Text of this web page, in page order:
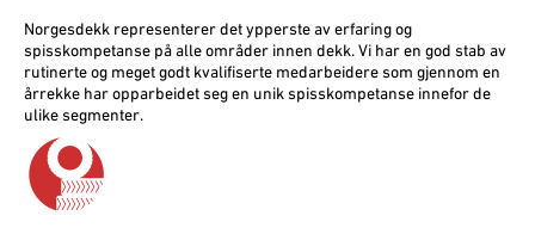
Norgesdekk representerer det ypperste av erfaring og
spisskompetanse på alle områder innen dekk. Vi har en god stab av
rutinerte og meget godt kvalifiserte medarbeidere som gjennom en
årrekke har opparbeidet seg en unik spisskompetanse innefor de
ulike segmenter.